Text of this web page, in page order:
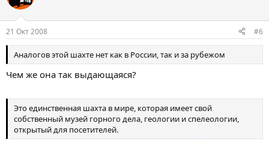
21 Окт 2008 #6
Аналогов этой шахте нет как в России, так и за рубежом
Чем же она так выдающаяся?
Это единственная шахта в мире, которая имеет свой
собственный музей горного дела, геологии и спелеологии,
открытый для посетителей.